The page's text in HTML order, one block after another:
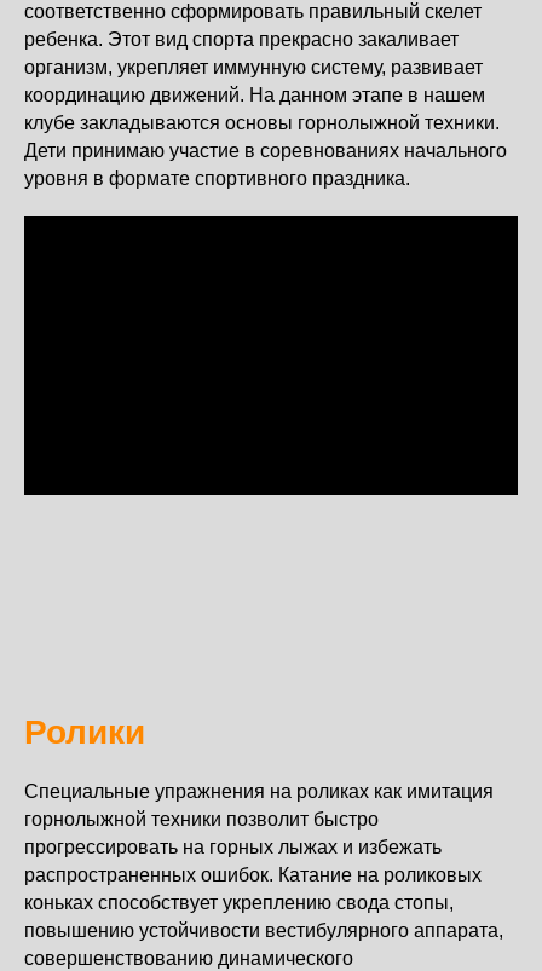
соответственно сформировать правильный скелет
ребенка. Этот вид спорта прекрасно закаливает
организм, укрепляет иммунную систему, развивает
координацию движений. На данном этапе в нашем
клубе закладываются основы горнолыжной техники.
Дети принимаю участие в соревнованиях начального
уровня в формате спортивного праздника.
Ролики
Специальные упражнения на роликах как имитация
горнолыжной техники позволит быстро
прогрессировать на горных лыжах и избежать
распространенных ошибок. Катание на роликовых
коньках способствует укреплению свода стопы,
повышению устойчивости вестибулярного аппарата,
совершенствованию динамического